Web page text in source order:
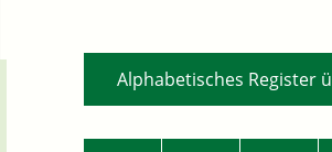
Alphabetisches Register